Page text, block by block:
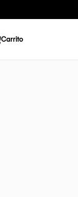
Carrito